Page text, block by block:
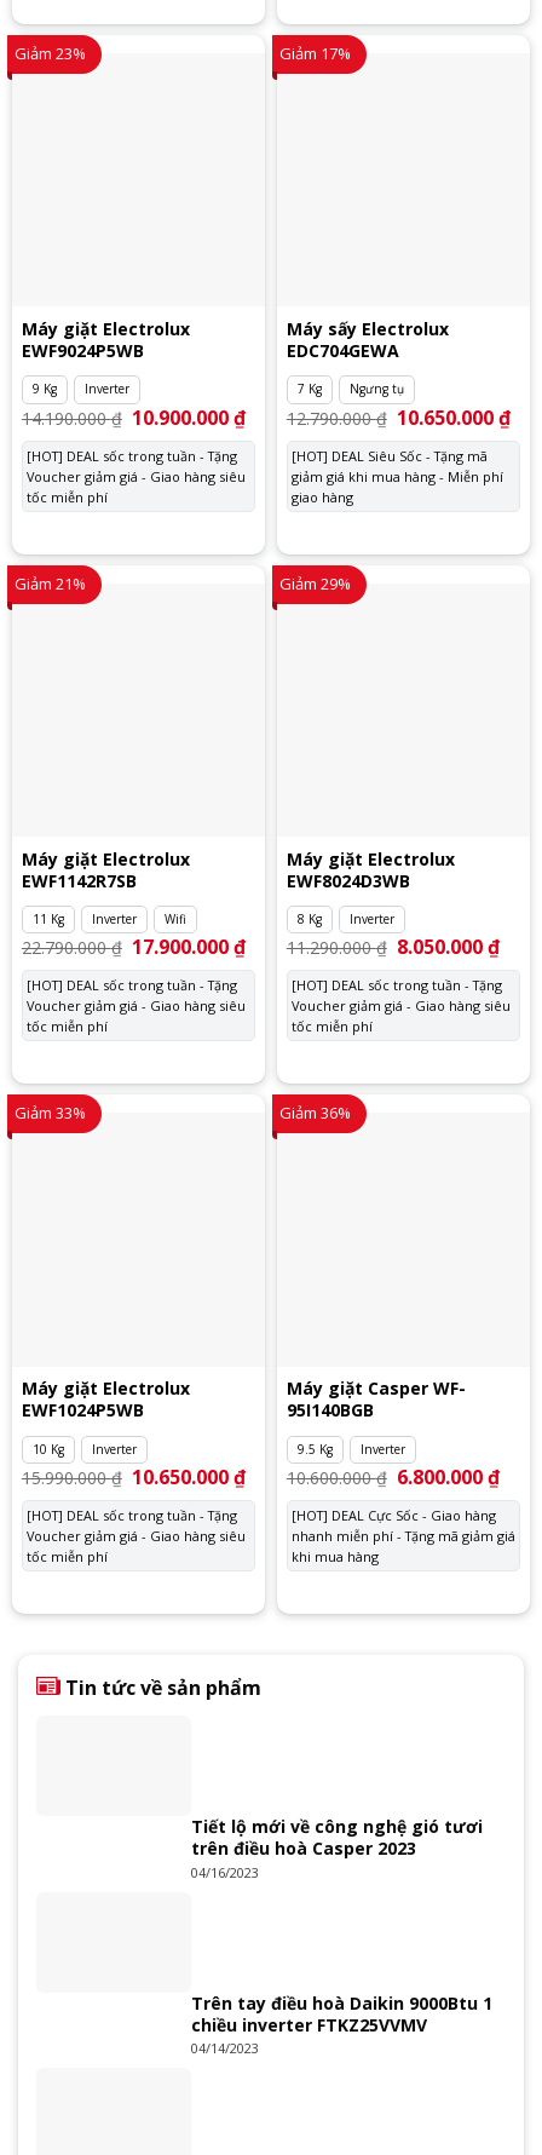
Giảm 23%
Máy giặt Electrolux
EWF9024P5WB
9 Kg Inverter
14.190.000₫ Giá
gốc
là:
14.190.000 ₫.
10.900.000₫Giá
tại
10.900.000 ₫.
[HOT] DEAL sốc trong tuần - Tặng
Voucher giảm giá - Giao hàng siêu
tốc miễn phí
Giảm 17%
Máy sấy Electrolux
EDC704GEWA
7 Kg Ngưng tụ
12.790.000₫ Giá
gốc
là:
12.790.000 ₫.
10.650.000₫Giá
tại
[HOT] DEAL Siêu Sốc - Tặng mã
giảm giá khi mua hàng - Miễn phí
giao hàng
Giảm 21%
Máy giặt Electrolux
EWF1142R7SB
11 Kg Inverter Wifi
22.790.000₫ Giá
gốc
là:
22.790.000 ₫.
17.900.000₫Giá
tại
17.900.000 ₫.
[HOT] DEAL sốc trong tuần - Tặng
Voucher giảm giá - Giao hàng siêu
tốc miễn phí
Giảm 29%
Máy giặt Electrolux
EWF8024D3WB
8 Kg Inverter
11.290.000₫ Giá
gốc
là:
11.290.000 ₫.
8.050.000₫Giá
tại
là:
[HOT] DEAL sốc trong tuần - Tặng
Voucher giảm giá - Giao hàng siêu
tốc miễn phí
Giảm 33%
Máy giặt Electrolux
EWF1024P5WB
10 Kg Inverter
15.990.000₫ Giá
gốc
là:
15.990.000 ₫.
10.650.000₫Giá
tại
10.650.000 ₫.
[HOT] DEAL sốc trong tuần - Tặng
Voucher giảm giá - Giao hàng siêu
tốc miễn phí
Giảm 36%
Máy giặt Casper WF-
95I140BGB
9.5 Kg Inverter
10.600.000₫ Giá
gốc
là:
10.600.000 ₫.
6.800.000₫Giá
tại
[HOT] DEAL Cực Sốc - Giao hàng
nhanh miễn phí - Tặng mã giảm giá
khi mua hàng
Tin tức về sản phẩm
Tiết lộ mới về công nghệ gió tươi
trên điều hoà Casper 2023
04/16/2023
Trên tay điều hoà Daikin 9000Btu 1
chiều inverter FTKZ25VVMV
04/14/2023